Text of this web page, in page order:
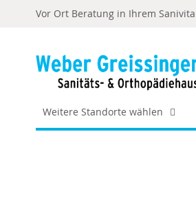
Vor Ort Beratung in Ihrem
Weitere Standorte wählen